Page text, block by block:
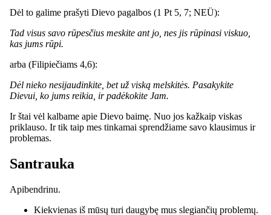
Dėl to galime prašyti Dievo pagalbos (1 Pt 5, 7; NEÜ):
Tad visus savo rūpesčius meskite ant jo, nes jis rūpinasi viskuo,
kas jums rūpi.
arba (Filipiečiams 4,6):
Dėl nieko nesijaudinkite, bet už viską melskitės. Pasakykite
Dievui, ko jums reikia, ir padėkokite Jam.
Ir štai vėl kalbame apie Dievo baimę. Nuo jos kažkaip viskas
priklauso. Ir tik taip mes tinkamai sprendžiame savo klausimus ir
problemas.
Santrauka
Apibendrinu.
Kiekvienas iš mūsų turi daugybę mus slegiančių problemų.